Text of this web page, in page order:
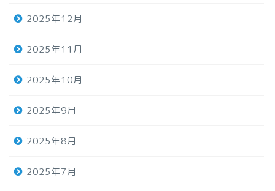
2025年12月
2025年11月
2025年10月
2025年9月
2025年8月
2025年7月